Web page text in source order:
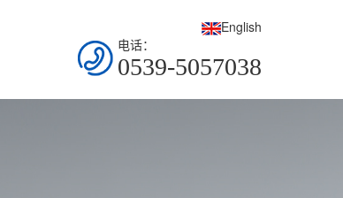
English
电话：
0539-5057038